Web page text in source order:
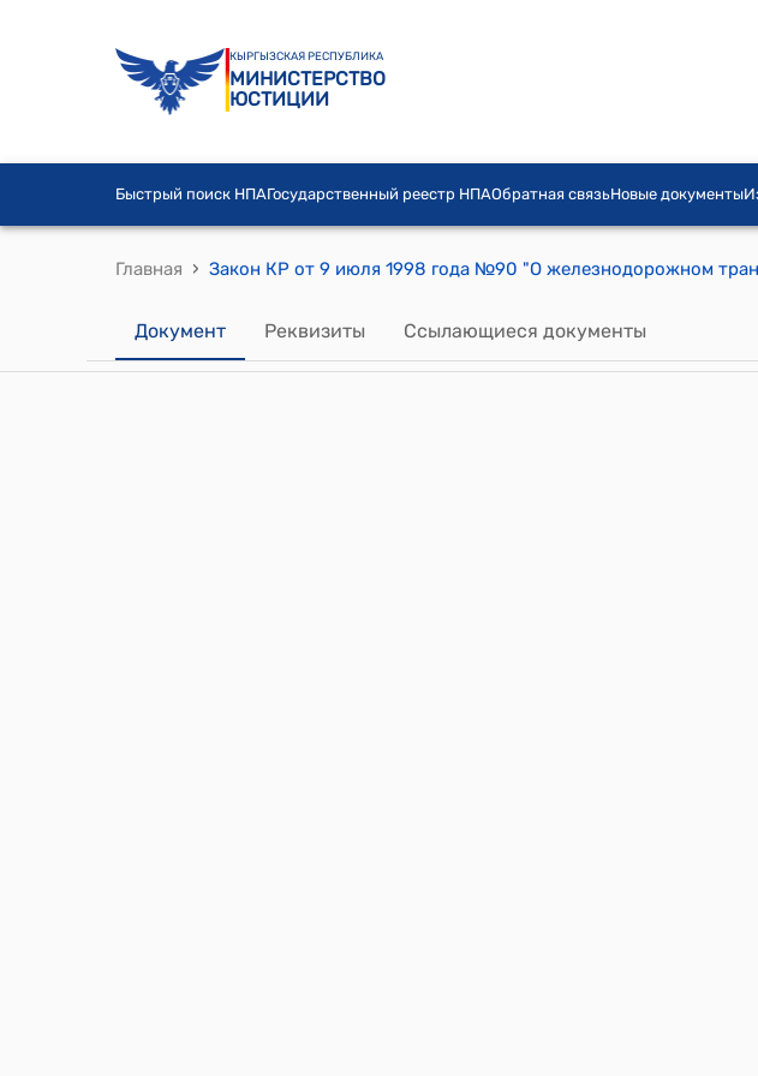
КЫРГЫЗСКАЯ РЕСПУБЛИКА
МИНИСТЕРСТВО
ЮСТИЦИИ
Быстрый поиск НПАГосударственный реестр НПАОбратная связьНовые документы
Главная › Закон КР от 9 июля 1998 года №90 "О железнодорожном
Документ Реквизиты Ссылающиеся документы